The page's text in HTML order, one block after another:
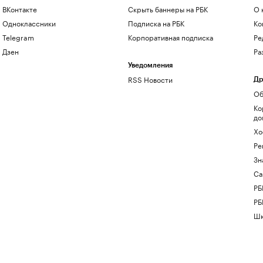
ВКонтакте
Одноклассники
Telegram
Дзен
Скрыть баннеры на РБК
Подписка на РБК
Корпоративная подписка
Уведомления
RSS Новости
О